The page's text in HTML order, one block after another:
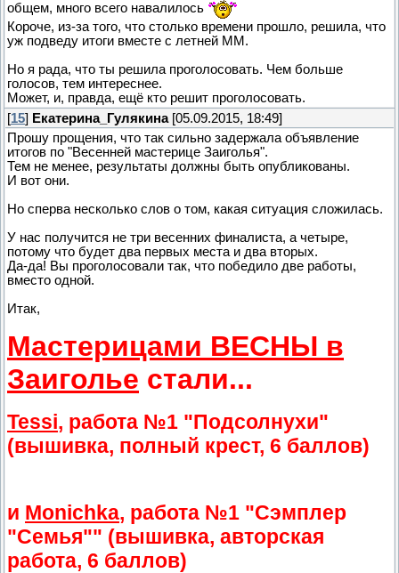
общем, много всего навалилось
Короче, из-за того, что столько времени прошло, решила, что
уж подведу итоги вместе с летней ММ.
Но я рада, что ты решила проголосовать. Чем больше
голосов, тем интереснее.
Может, и, правда, ещё кто решит проголосовать.
[15] Екатерина_Гулякина[05.09.2015, 18:49]
Прошу прощения, что так сильно задержала объявление
итогов по "Весенней мастерице Заиголья".
Тем не менее, результаты должны быть опубликованы.
И вот они.
Но сперва несколько слов о том, какая ситуация сложилась.
У нас получится не три весенних финалиста, а четыре,
потому что будет два первых места и два вторых.
Да-да! Вы проголосовали так, что победило две работы,
вместо одной.
Итак,
Мастерицами ВЕСНЫ в
Заиголье стали...
Tessi, работа №1 "Подсолнухи"
(вышивка, полный крест, 6 баллов)
и Monichka, работа №1 "Сэмплер
"Семья"" (вышивка, авторская
работа, 6 баллов)